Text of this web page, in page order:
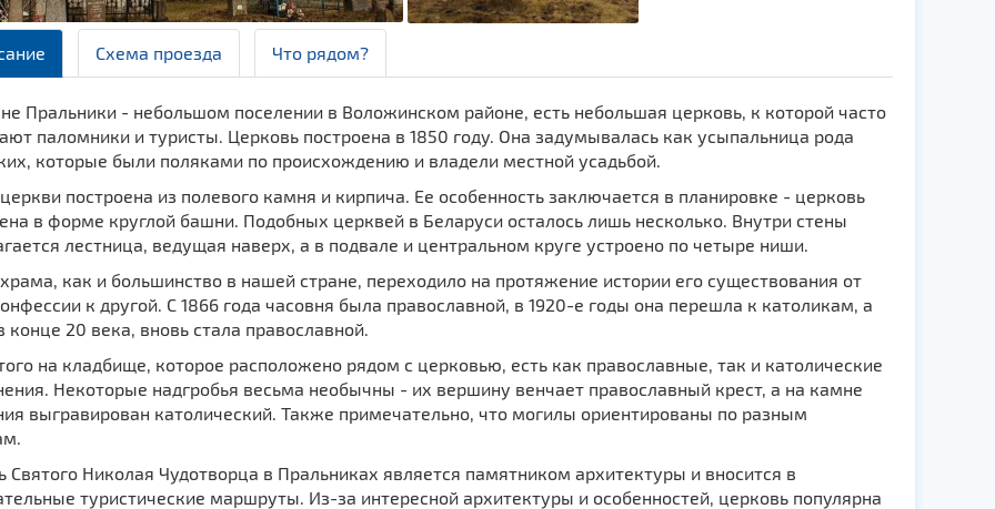
Схема проезда Что рядом?
Пральники - небольшом поселении в Воложинском районе, есть небольшая церковь, к которой часто
паломники и туристы. Церковь построена в 1850 году. Она задумывалась как усыпальница рода
которые были поляками по происхождению и владели местной усадьбой.
построена из полевого камня и кирпича. Ее особенность заключается в планировке - церковь
в форме круглой башни. Подобных церквей в Беларуси осталось лишь несколько. Внутри стены
лестница, ведущая наверх, а в подвале и центральном круге устроено по четыре ниши.
как и большинство в нашей стране, переходило на протяжение истории его существования от
к другой. С 1866 года часовня была православной, в 1920-е годы она перешла к католикам, а
конце 20 века, вновь стала православной.
на кладбище, которое расположено рядом с церковью, есть как православные, так и католические
Некоторые надгробья весьма необычны - их вершину венчает православный крест, а на камне
выгравирован католический. Также примечательно, что могилы ориентированы по разным
Святого Николая Чудотворца в Пральниках является памятником архитектуры и вносится в
туристические маршруты. Из-за интересной архитектуры и особенностей, церковь популярна